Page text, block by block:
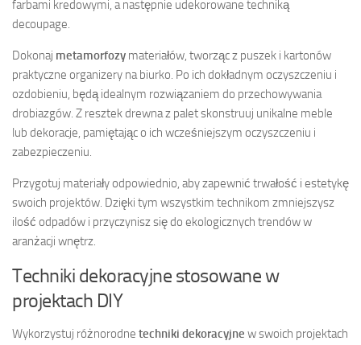
farbami kredowymi, a następnie udekorowane techniką
decoupage.
Dokonaj metamorfozy materiałów, tworząc z puszek i kartonów
praktyczne organizery na biurko. Po ich dokładnym oczyszczeniu i
ozdobieniu, będą idealnym rozwiązaniem do przechowywania
drobiazgów. Z resztek drewna z palet skonstruuj unikalne meble
lub dekoracje, pamiętając o ich wcześniejszym oczyszczeniu i
zabezpieczeniu.
Przygotuj materiały odpowiednio, aby zapewnić trwałość i estetykę
swoich projektów. Dzięki tym wszystkim technikom zmniejszysz
ilość odpadów i przyczynisz się do ekologicznych trendów w
aranżacji wnętrz.
Techniki dekoracyjne stosowane w
projektach DIY
Wykorzystuj różnorodne techniki dekoracyjne w swoich projektach